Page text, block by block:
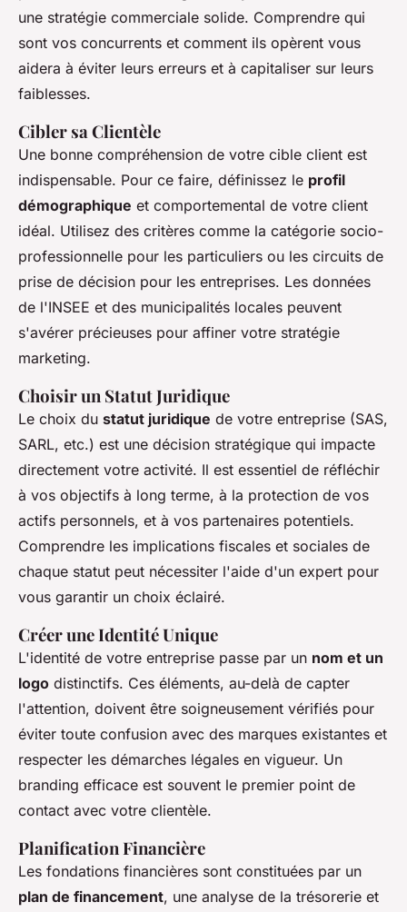
une stratégie commerciale solide. Comprendre qui
sont vos concurrents et comment ils opèrent vous
aidera à éviter leurs erreurs et à capitaliser sur leurs
faiblesses.
Cibler sa Clientèle
Une bonne compréhension de votre cible client est
indispensable. Pour ce faire, définissez le profil
démographique et comportemental de votre client
idéal. Utilisez des critères comme la catégorie socio-
professionnelle pour les particuliers ou les circuits de
prise de décision pour les entreprises. Les données
de l'INSEE et des municipalités locales peuvent
s'avérer précieuses pour affiner votre stratégie
marketing.
Choisir un Statut Juridique
Le choix du statut juridique de votre entreprise (SAS,
SARL, etc.) est une décision stratégique qui impacte
directement votre activité. Il est essentiel de réfléchir
à vos objectifs à long terme, à la protection de vos
actifs personnels, et à vos partenaires potentiels.
Comprendre les implications fiscales et sociales de
chaque statut peut nécessiter l'aide d'un expert pour
vous garantir un choix éclairé.
Créer une Identité Unique
L'identité de votre entreprise passe par un nom et un
logo distinctifs. Ces éléments, au-delà de capter
l'attention, doivent être soigneusement vérifiés pour
éviter toute confusion avec des marques existantes et
respecter les démarches légales en vigueur. Un
branding efficace est souvent le premier point de
contact avec votre clientèle.
Planification Financière
Les fondations financières sont constituées par un
plan de financement, une analyse de la trésorerie et